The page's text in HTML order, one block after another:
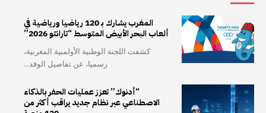
المغرب يشارك بـ 120 رياضيا ورياضية في
ألعاب البحر الأبيض المتوسط “تارانتو 2026”
كشفت اللجنة الوطنية الأولمبية المغربية،
رسميا، عن تفاصيل الوفد...
“أدنوك” تعزز عمليات الحفر بالذكاء
الاصطناعي عبر نظام جديد يراقب أكثر من